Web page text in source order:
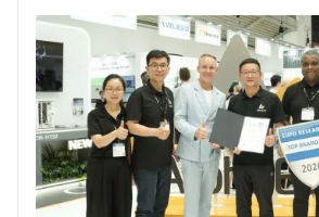
warmtepompen) en TCL Solar (C&I:
batterijopslag) lanceert het
energiesystemen met
elektrificatie te versnellen.